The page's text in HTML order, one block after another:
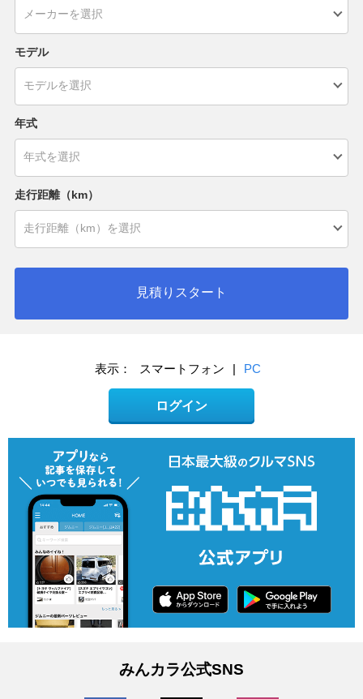
モデル
年式
走行距離（km）
見積りスタート
表示： スマートフォン | PC
ログイン
みんカラ公式SNS